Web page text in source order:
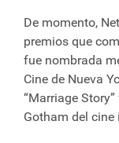
De momento,
premios que
fue nombrada
Cine de Nueva
“Marriage
Gotham del cine